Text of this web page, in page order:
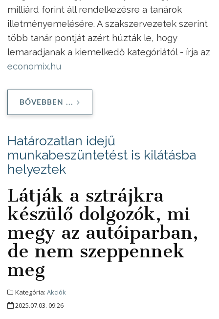
milliárd forint áll rendelkezésre a tanárok
illetményemelésére. A szakszervezetek szerint
több tanár pontját azért húzták le, hogy
lemaradjanak a kiemelkedő kategóriától - írja az
economix.hu
BŐVEBBEN ...
Határozatlan idejű
munkabeszüntetést is kilátásba
helyeztek
Látják a sztrájkra
készülő dolgozók, mi
megy az autóiparban,
de nem szeppennek
meg
Kategória: Akciók
2025.07.03. 09:26